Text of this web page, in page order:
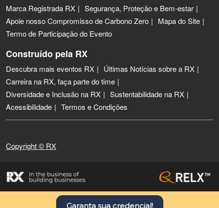
Marca Registrada RX
Segurança, Proteção e Bem-estar
Apoie nosso Compromisso de Carbono Zero
Mapa do Site
Termo de Participação do Evento
Construído pela RX
Descubra mais eventos RX
Últimas Notícias sobre a RX
Carreira na RX, faça parte do time
Diversidade e Inclusão na RX
Sustentabilidade na RX
Acessibilidade
Termos e Condições
Copyright © RX
Garanta sua credencial!